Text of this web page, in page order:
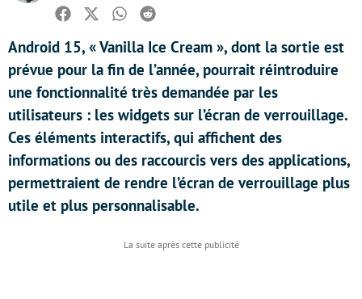
Facebook
TwitterWhatsapp
Reddit
Android 15, « Vanilla Ice Cream », dont la sortie est
prévue pour la fin de l’année, pourrait réintroduire
une fonctionnalité très demandée par les
utilisateurs : les widgets sur l’écran de verrouillage.
Ces éléments interactifs, qui affichent des
informations ou des raccourcis vers des applications,
permettraient de rendre l’écran de verrouillage plus
utile et plus personnalisable.